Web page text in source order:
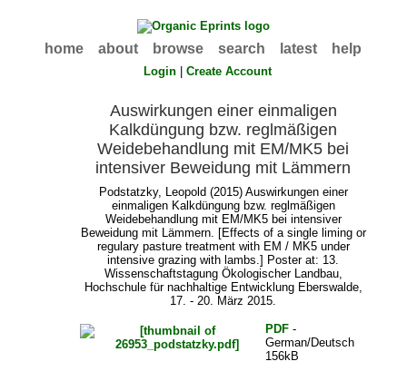
home about browse search latest help
Login |Create Account
Auswirkungen einer einmaligen
Kalkdüngung bzw. reglmäßigen
Weidebehandlung mit EM/MK5 bei
intensiver Beweidung mit Lämmern
Podstatzky, Leopold (2015) Auswirkungen einer
einmaligen Kalkdüngung bzw. reglmäßigen
Weidebehandlung mit EM/MK5 bei intensiver
Beweidung mit Lämmern. [Effects of a single liming or
regulary pasture treatment with EM / MK5 under
intensive grazing with lambs.] Poster at: 13.
Wissenschaftstagung Ökologischer Landbau,
Hochschule für nachhaltige Entwicklung Eberswalde,
17. - 20. März 2015.
PDF -
German/Deutsch
156kB